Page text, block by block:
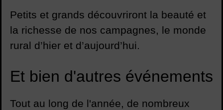
Petits et grands découvriront la beauté et
la richesse de nos campagnes, le monde
rural d’hier et d’aujourd’hui.
Et bien d'autres événements
Tout au long de l'année, de nombreux